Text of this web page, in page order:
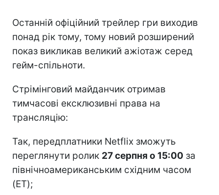
Останній офіційний трейлер гри виходив
понад рік тому, тому новий розширений
показ викликав великий ажіотаж серед
гейм-спільноти.
Стрімінговий майданчик отримав
тимчасові ексклюзивні права на
трансляцію:
Так, передплатники Netflix зможуть
переглянути ролик 27 серпня о 15:00 за
північноамериканським східним часом
(ET);